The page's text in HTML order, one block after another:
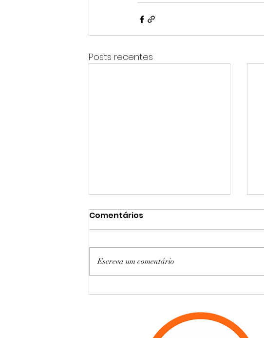
Posts recentes
Estacionamento
que cada vez mais
viajantes escolhem ir de
Comentários
Escreva um comentário